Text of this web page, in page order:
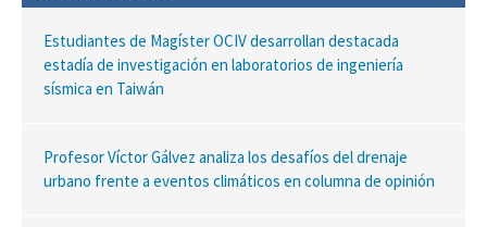
Estudiantes de Magíster OCIV desarrollan destacada
estadía de investigación en laboratorios de ingeniería
sísmica en Taiwán
Profesor Víctor Gálvez analiza los desafíos del drenaje
urbano frente a eventos climáticos en columna de opinión